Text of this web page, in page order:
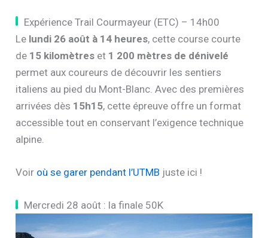
Expérience Trail Courmayeur (ETC) – 14h00
Le lundi 26 août à 14 heures, cette course courte
de 15 kilomètres et 1 200 mètres de dénivelé
permet aux coureurs de découvrir les sentiers
italiens au pied du Mont-Blanc. Avec des premières
arrivées dès 15h15, cette épreuve offre un format
accessible tout en conservant l’exigence technique
alpine.
Voir où se garer pendant l’UTMB juste ici !
Mercredi 28 août : la finale 50K